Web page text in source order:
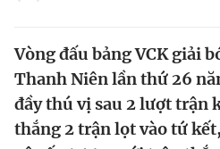
Video
Sản phẩm khác
Vòng đấu bảng VCK giải
Thanh Niên lần thứ 26
đầy thú vị sau 2 lượt trận
thắng 2 trận lọt vào tứ